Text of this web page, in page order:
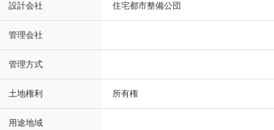
設計会社 住宅都市整備公団
管理会社
管理方式
土地権利 所有権
用途地域